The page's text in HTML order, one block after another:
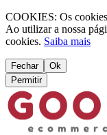
COOKIES: Os cookies
Ao utilizar a nossa
cookies. Saiba mais
Fechar
Ok
Permitir